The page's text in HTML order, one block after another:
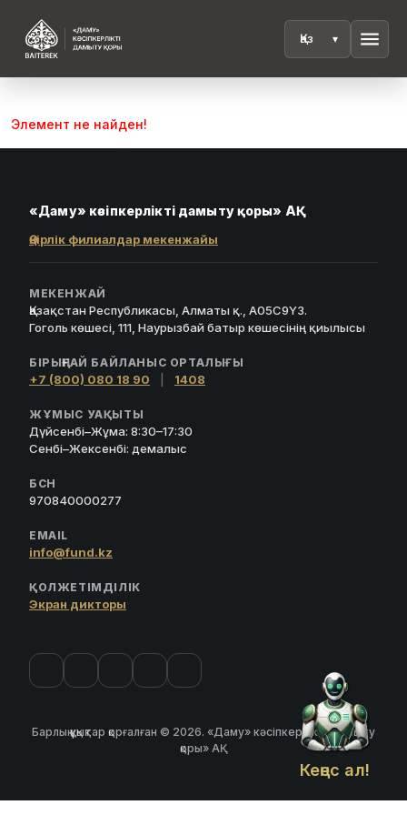
menu
Кеңес ал!
Элемент не найден!
«Даму» кәсіпкерлікті дамыту қоры» АҚ
Өңірлік филиалдар мекенжайы
МЕКЕНЖАЙ
Қазақстан Республикасы, Алматы қ., A05C9Y3.
Гоголь көшесі, 111, Наурызбай батыр көшесінің қиылысы
БІРЫҢҒАЙ БАЙЛАНЫС ОРТАЛЫҒЫ
+7 (800) 080 18 90 1408
ЖҰМЫС УАҚЫТЫ
Дүйсенбі–Жұма: 8:30–17:30
Сенбі–Жексенбі: демалыс
БСН
970840000277
EMAIL
info@fund.kz
ҚОЛЖЕТІМДІЛІК
Экран дикторы
Барлық құқықтар қорғалған © 2026. «Даму» кәсіпкерлікті дамыту
қоры» АҚ